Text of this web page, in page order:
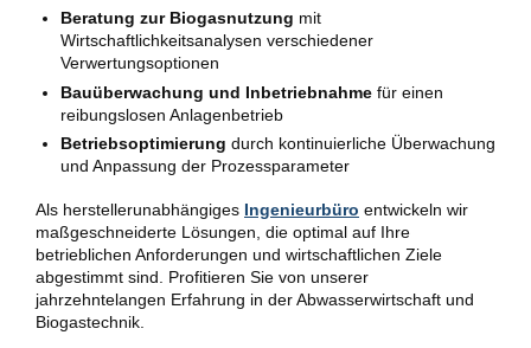
Beratung zur Biogasnutzung mit
Wirtschaftlichkeitsanalysen verschiedener
Verwertungsoptionen
Bauüberwachung und Inbetriebnahme für einen
reibungslosen Anlagenbetrieb
Betriebsoptimierung durch kontinuierliche Überwachung
und Anpassung der Prozessparameter
Als herstellerunabhängiges Ingenieurbüro entwickeln wir
maßgeschneiderte Lösungen, die optimal auf Ihre
betrieblichen Anforderungen und wirtschaftlichen Ziele
abgestimmt sind. Profitieren Sie von unserer
jahrzehntelangen Erfahrung in der Abwasserwirtschaft und
Biogastechnik.